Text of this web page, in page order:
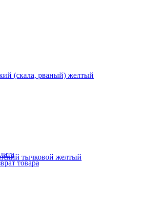
(скала, рваный) желтый
товара